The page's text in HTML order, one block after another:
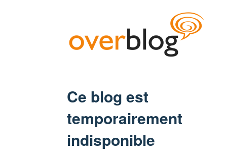
Ce blog est
temporairement
indisponible